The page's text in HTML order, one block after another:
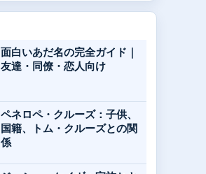
面白いあだ名の完全ガイド｜
友達・同僚・恋人向け
ペネロペ・クルーズ：子供、
国籍、トム・クルーズとの関
係